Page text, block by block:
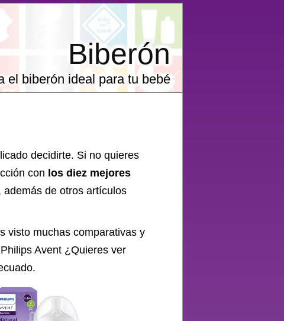
Biberón
el biberón ideal para tu bebé
decidirte. Si no quieres
con los diez mejores
de otros artículos
visto muchas comparativas y
Avent ¿Quieres ver